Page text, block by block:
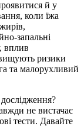
й у
коли їжа
запальні
вплив
ризики
та малорухливий
не вистачає
тести. Давайте